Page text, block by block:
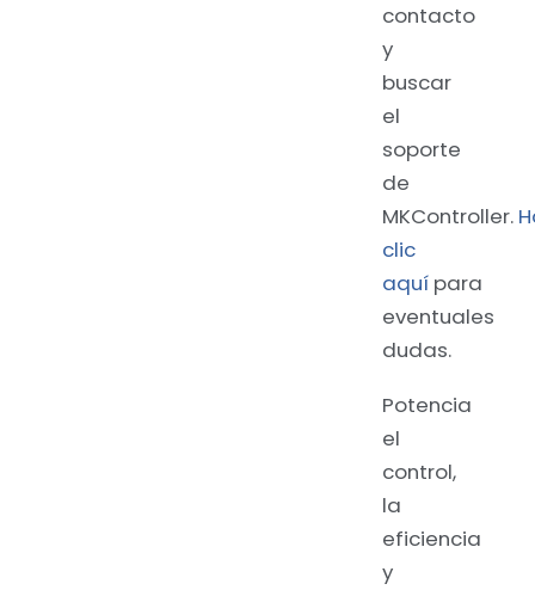
contacto
y
buscar
el
soporte
de
MKController.
clic
aquí para
eventuales
dudas.
Potencia
el
control,
la
eficiencia
y